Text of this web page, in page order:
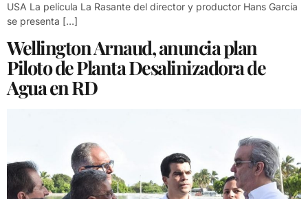
USA La película La Rasante del director y productor Hans García
se presenta […]
Wellington Arnaud, anuncia plan
Piloto de Planta Desalinizadora de
Agua en RD